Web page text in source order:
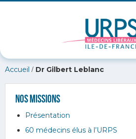
Accueil / Dr Gilbert Leblanc
Nos missions
Présentation
60 médecins élus à l’URPS